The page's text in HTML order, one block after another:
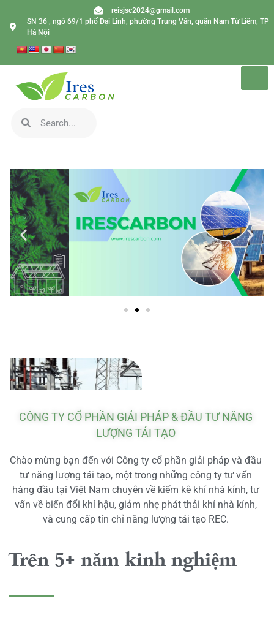
reisjsc2024@gmail.com
SN 36 , ngõ 69/1 phố Đại Linh, phường Trung Văn, quận Nam Từ Liêm, TP
Hà Nội
CÔNG TY CỔ PHẦN GIẢI PHÁP & ĐẦU TƯ NĂNG
LƯỢNG TÁI TẠO
Chào mừng bạn đến với Công ty cổ phần giải pháp và đầu
tư năng lượng tái tạo, một trong những công ty tư vấn
hàng đầu tại Việt Nam chuyên về kiểm kê khí nhà kính, tư
vấn về biến đổi khí hậu, giảm nhẹ phát thải khí nhà kính,
và cung cấp tín chỉ năng lượng tái tạo REC.
Trên 5+ năm kinh nghiệm